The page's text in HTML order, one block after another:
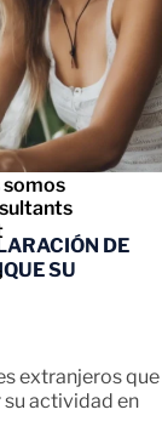
somos
DE
SU
extranjeros que
actividad en